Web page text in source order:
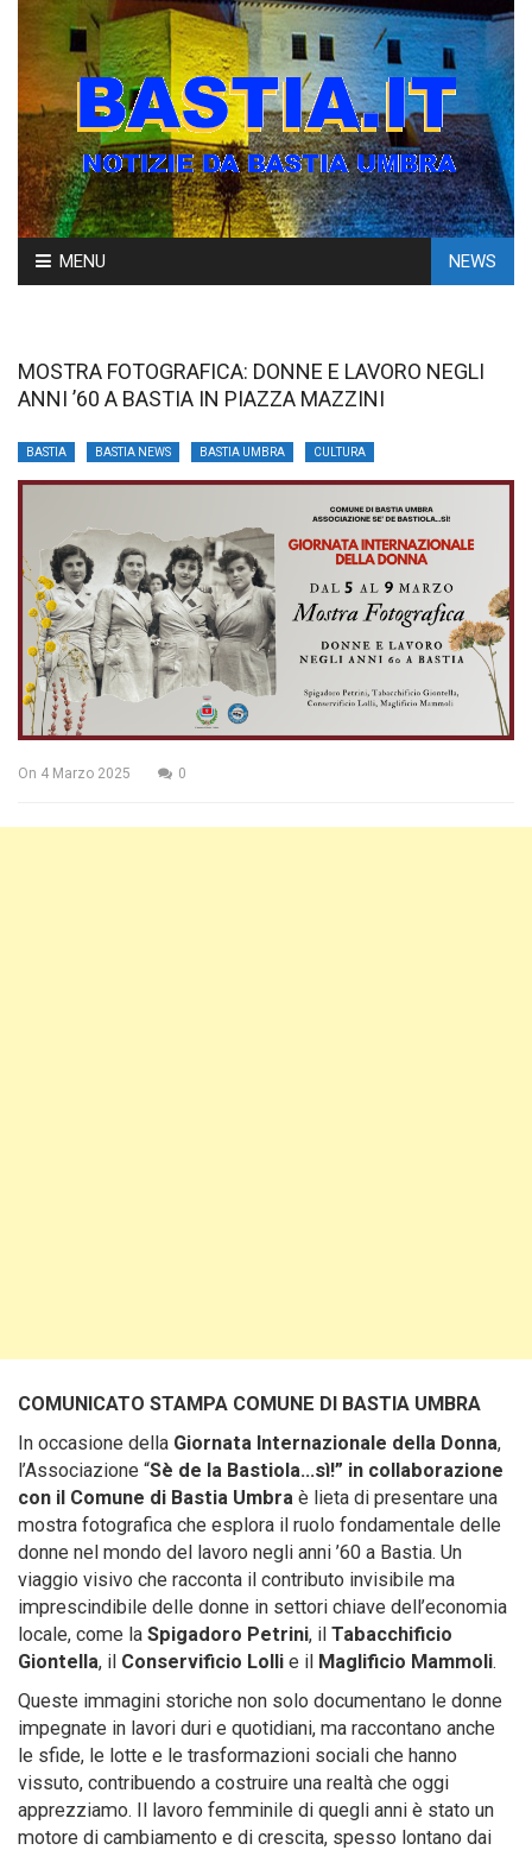
Skip
to
MENU NEWS
MOSTRA FOTOGRAFICA: DONNE E LAVORO NEGLI
ANNI ’60 A BASTIA IN PIAZZA MAZZINI
BASTIA BASTIA NEWS BASTIA UMBRA CULTURA
On 4 Marzo 2025 0
COMUNICATO STAMPA COMUNE DI BASTIA UMBRA
In occasione della Giornata Internazionale della Donna,
l’Associazione “Sè de la Bastiola…sì!” in collaborazione
con il Comune di Bastia Umbra è lieta di presentare una
mostra fotografica che esplora il ruolo fondamentale delle
donne nel mondo del lavoro negli anni ’60 a Bastia. Un
viaggio visivo che racconta il contributo invisibile ma
imprescindibile delle donne in settori chiave dell’economia
locale, come la Spigadoro Petrini, il Tabacchificio
Giontella, il Conservificio Lolli e il Maglificio Mammoli.
Queste immagini storiche non solo documentano le donne
impegnate in lavori duri e quotidiani, ma raccontano anche
le sfide, le lotte e le trasformazioni sociali che hanno
vissuto, contribuendo a costruire una realtà che oggi
apprezziamo. Il lavoro femminile di quegli anni è stato un
motore di cambiamento e di crescita, spesso lontano dai